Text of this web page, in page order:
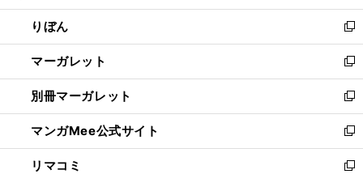
開
く
ウ
で
開
く
ン
ド
ウ
で
開
く
ウ
ィ
ン
ド
ウ
で
開
く
りぼん
新
し
い
ウ
ィ
ン
ド
ウ
で
マーガレット
新
し
い
ウ
ィ
ン
ド
別冊マーガレット
新
し
い
ウ
ィ
マンガMee公式サイト
新
し
い
リマコミ
新